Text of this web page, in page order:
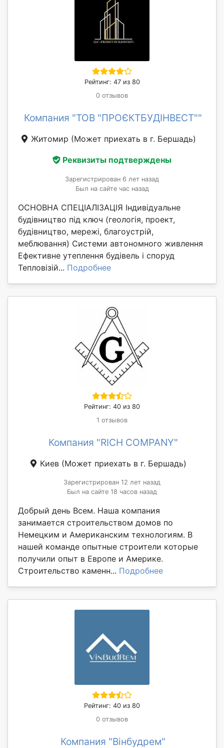
Рейтинг: 47 из 80
0 отзывов
Компания "ТОВ "ПРОЄКТБУДІНВЕСТ""
Житомир (Может приехать в г. Бершадь)
Реквизиты подтверждены
Зарегистрирован 6 лет назад
Был на сайте час назад
ОСНОВНА СПЕЦІАЛІЗАЦІЯ Індивідуальне
будівництво під ключ (геологія, проект,
будівництво, мережі, благоустрій,
меблювання) Системи автономного живлення
Ефективне утеплення будівель і споруд
Тепловізій... Подробнее
Рейтинг: 40 из 80
1 отзывов
Компания "RICH COMPANY"
Киев (Может приехать в г. Бершадь)
Зарегистрирован 12 лет назад
Был на сайте 18 часов назад
Добрый день Всем. Наша компания
занимается строительством домов по
Немецким и Американским технологиям. В
нашей команде опытные строители которые
получили опыт в Европе и Америке.
Строительство каменн... Подробнее
Рейтинг: 40 из 80
0 отзывов
Компания "Вінбудрем"